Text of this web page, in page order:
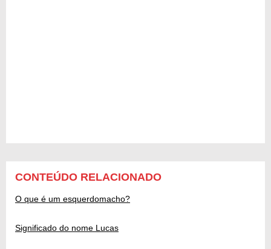
CONTEÚDO RELACIONADO
O que é um esquerdomacho?
Significado do nome Lucas